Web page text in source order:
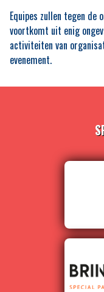
Equipes zullen tegen de
voortkomt uit enig
activiteiten van
evenement.